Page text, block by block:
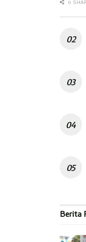
demi tercapainya
KPU Kabupaten
dengan melakukan
Pleno dan SK
0
Berita